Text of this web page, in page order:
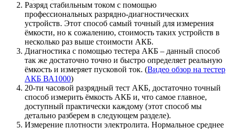
Разряд стабильным током с помощью
профессиональных разрядно-диагностических
устройств. Этот способ самый точный для измерения
ёмкости, но к сожалению, стоимость таких устройств в
несколько раз выше стоимости АКБ.
Диагностика с помощью тестера АКБ – данный способ
так же достаточно точно и быстро определяет реальную
ёмкость и измеряет пусковой ток. (Видео обзор на тестер
АКБ ВА1000)
20-ти часовой разрядный тест АКБ, достаточно точный
способ измерить ёмкость АКБ и, что самое главное,
доступный практически каждому (этот способ мы
детально разберем в следующем разделе).
Измерение плотности электролита. Нормальное среднее